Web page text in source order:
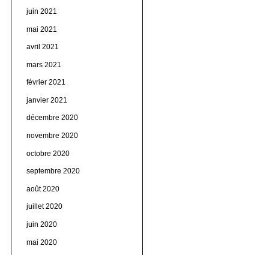
juin 2021
mai 2021
avril 2021
mars 2021
février 2021
janvier 2021
décembre 2020
novembre 2020
octobre 2020
septembre 2020
août 2020
juillet 2020
juin 2020
mai 2020